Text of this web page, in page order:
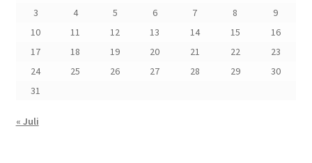
3
4 5 6 7 8
9
10
11 12 13 14 15
16
17
18 19 20 21 22
23
24
25 26 27 28 29
30
31
« Juli